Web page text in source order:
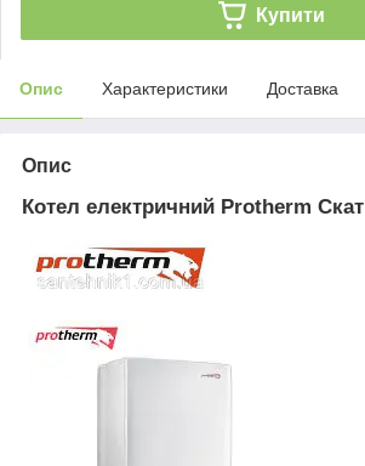
Купити
Опис Характеристики Доставка
Опис
Котел електричний Protherm Скат